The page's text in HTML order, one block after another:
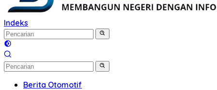
Indeks
Berita Otomotif